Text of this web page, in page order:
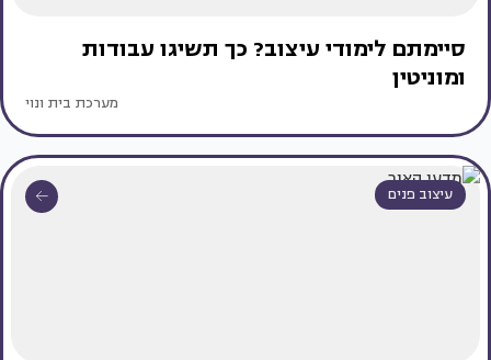
סיימתם לימודי עיצוב? כך תשיגו עבודות
ומוניטין
מערכת בית ונוי
עיצוב פנים